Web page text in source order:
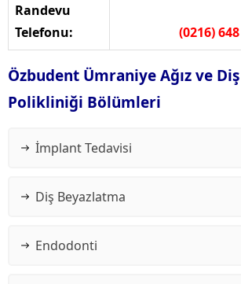
Randevu
Telefonu:
(0216)
Özbudent Ümraniye Ağız ve Diş
Polikliniği Bölümleri
İmplant Tedavisi
Diş Beyazlatma
Endodonti